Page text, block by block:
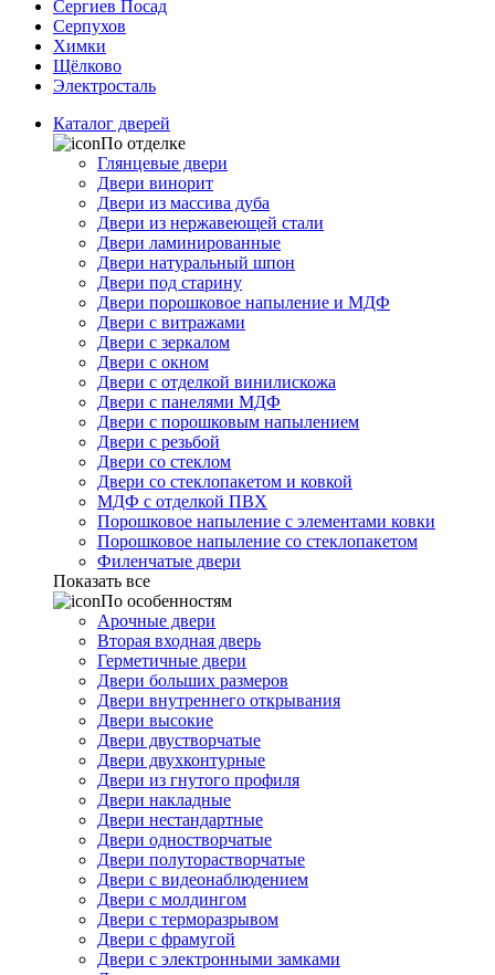
Сергиев Посад
Серпухов
Химки
Щёлково
Электросталь
Каталог дверей
По отделке
Глянцевые двери
Двери винорит
Двери из массива дуба
Двери из нержавеющей стали
Двери ламинированные
Двери натуральный шпон
Двери под старину
Двери порошковое напыление и МДФ
Двери с витражами
Двери с зеркалом
Двери с окном
Двери с отделкой винилискожа
Двери с панелями МДФ
Двери с порошковым напылением
Двери с резьбой
Двери со стеклом
Двери со стеклопакетом и ковкой
МДФ с отделкой ПВХ
Порошковое напыление с элементами ковки
Порошковое напыление со стеклопакетом
Филенчатые двери
Показать все
По особенностям
Арочные двери
Вторая входная дверь
Герметичные двери
Двери больших размеров
Двери внутреннего открывания
Двери высокие
Двери двустворчатые
Двери двухконтурные
Двери из гнутого профиля
Двери накладные
Двери нестандартные
Двери одностворчатые
Двери полуторастворчатые
Двери с видеонаблюдением
Двери с молдингом
Двери с терморазрывом
Двери с фрамугой
Двери с электронными замками